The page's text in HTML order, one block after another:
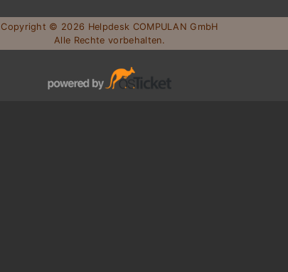
Copyright © 2026 Helpdesk COMPULAN GmbH
Alle Rechte vorbehalten.